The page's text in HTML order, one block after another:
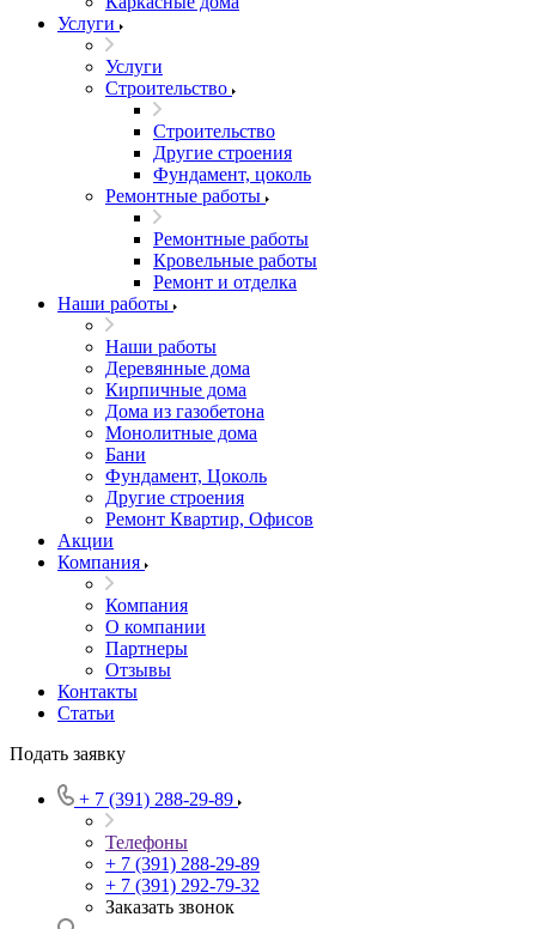
Услуги
Услуги
Строительство
Строительство
Другие строения
Фундамент, цоколь
Ремонтные работы
Ремонтные работы
Кровельные работы
Ремонт и отделка
Наши работы
Наши работы
Деревянные дома
Кирпичные дома
Дома из газобетона
Монолитные дома
Бани
Фундамент, Цоколь
Другие строения
Ремонт Квартир, Офисов
Акции
Компания
Компания
О компании
Партнеры
Отзывы
Контакты
Статьи
Подать заявку
+ 7 (391) 288-29-89
Телефоны
+ 7 (391) 288-29-89
+ 7 (391) 292-79-32
Заказать звонок